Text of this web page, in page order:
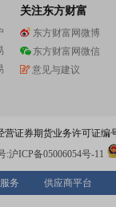
关注东方财富
东方财富网微博
东方财富网微信
意见与建议
证券期货业务许可证编
:沪ICP备05006054号-11
务 供应商平台